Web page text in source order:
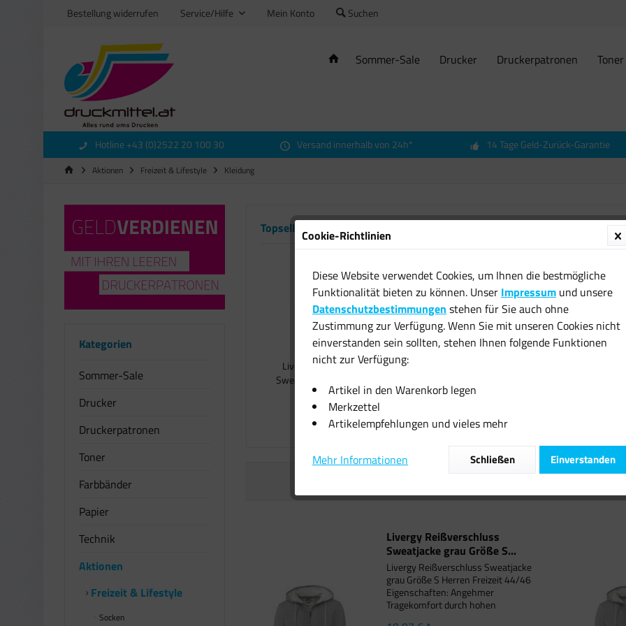
Bestellung widerrufen Service/Hilfe Mein Konto Suchen
Sommer-Sale Drucker Druckerpatronen Toner
Hotline +43 (0)2522 20 100 30 Versand innerhalb von 24h* 14 Tage Geld-Zurück-Garantie
Aktionen Freizeit & Lifestyle Kleidung
Kategorien
Sommer-Sale
Drucker
Druckerpatronen
Toner
Farbbänder
Papier
Technik
Aktionen
Freizeit & Lifestyle
Socken
Topseller
Livergy Reißverschluss
Sweatjacke grau Größe S...
10,07 € *
Kurze
Livergy Reißverschluss
Sweatjacke grau Größe S...
Livergy Reißverschluss Sweatjacke
grau Größe S Herren Freizeit 44/46
Eigenschaften: Angehmer
Tragekomfort durch hohen
Cookie-Richtlinien
Diese Website verwendet Cookies, um Ihnen die bestmögliche
Funktionalität bieten zu können. Unser Impressum und unsere
Datenschutzbestimmungen stehen für Sie auch ohne
Zustimmung zur Verfügung. Wenn Sie mit unseren Cookies nicht
einverstanden sein sollten, stehen Ihnen folgende Funktionen
nicht zur Verfügung:
Artikel in den Warenkorb legen
Merkzettel
Artikelempfehlungen und vieles mehr
Mehr Informationen Einverstanden
Schließen